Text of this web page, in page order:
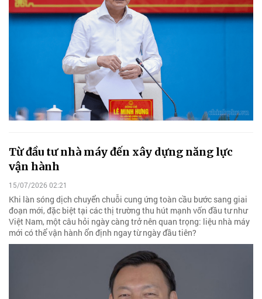
Từ đầu tư nhà máy đến xây dựng năng lực
vận hành
15/07/2026 02:21
Khi làn sóng dịch chuyển chuỗi cung ứng toàn cầu bước sang giai
đoạn mới, đặc biệt tại các thị trường thu hút mạnh vốn đầu tư như
Việt Nam, một câu hỏi ngày càng trở nên quan trọng: liệu nhà máy
mới có thể vận hành ổn định ngay từ ngày đầu tiên?